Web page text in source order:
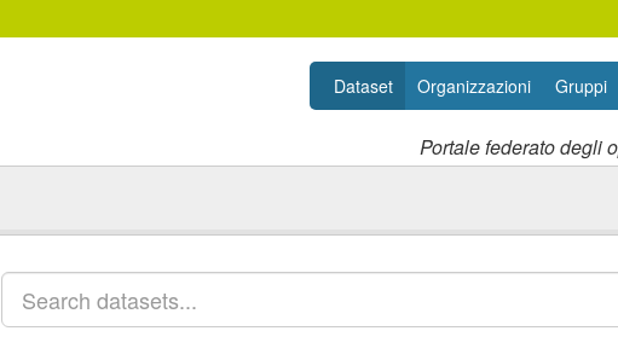
Portale federato degli
Dataset Organizzazioni Gruppi